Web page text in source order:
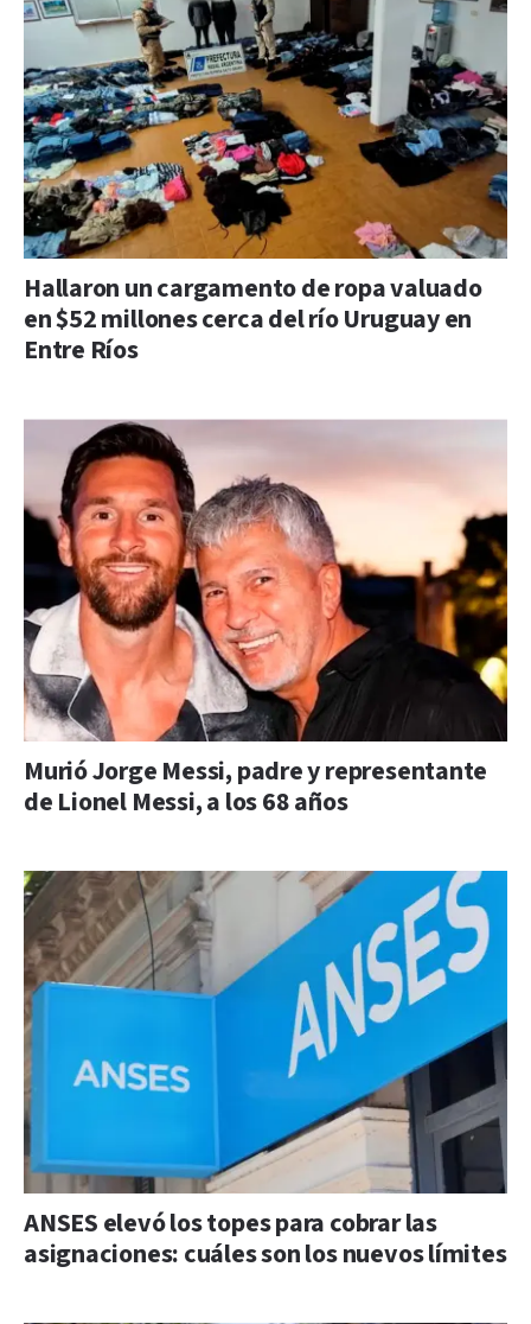
Hallaron un cargamento de ropa valuado
en $52 millones cerca del río Uruguay en
Entre Ríos
Murió Jorge Messi, padre y representante
de Lionel Messi, a los 68 años
ANSES elevó los topes para cobrar las
asignaciones: cuáles son los nuevos límites